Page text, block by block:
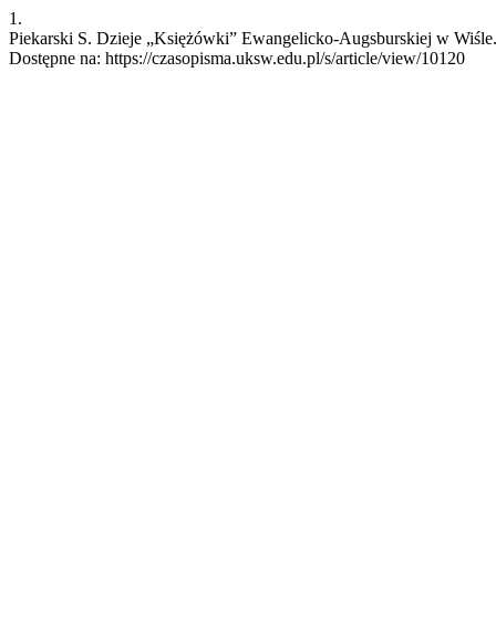
1.
Piekarski S. Dzieje „Księżówki” Ewangelicko-Augsburskiej w
Dostępne na: https://czasopisma.uksw.edu.pl/s/article/view/10120